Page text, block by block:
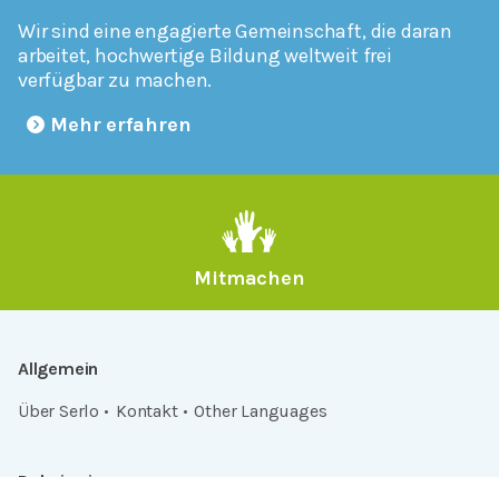
Wir sind eine engagierte Gemeinschaft, die daran
arbeitet, hochwertige Bildung weltweit frei
verfügbar zu machen.
Mehr erfahren
Mitmachen
Allgemein
Über Serlo
Kontakt Other Languages